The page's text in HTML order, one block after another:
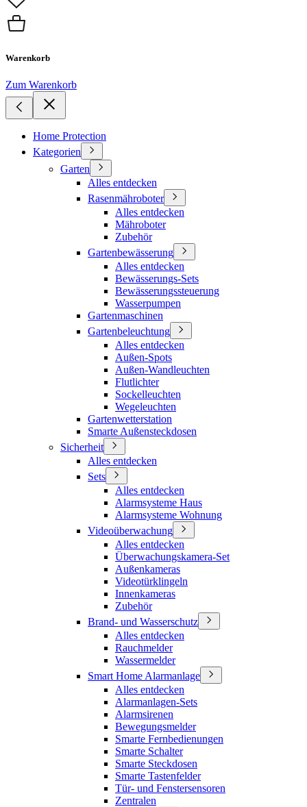
Warenkorb
Zum Warenkorb
Home Protection
Kategorien
Garten
Alles entdecken
Rasenmähroboter
Alles entdecken
Mähroboter
Zubehör
Gartenbewässerung
Alles entdecken
Bewässerungs-Sets
Bewässerungssteuerung
Wasserpumpen
Gartenmaschinen
Gartenbeleuchtung
Alles entdecken
Außen-Spots
Außen-Wandleuchten
Flutlichter
Sockelleuchten
Wegeleuchten
Gartenwetterstation
Smarte Außensteckdosen
Sicherheit
Alles entdecken
Sets
Alles entdecken
Alarmsysteme Haus
Alarmsysteme Wohnung
Videoüberwachung
Alles entdecken
Überwachungskamera-Set
Außenkameras
Videotürklingeln
Innenkameras
Zubehör
Brand- und Wasserschutz
Alles entdecken
Rauchmelder
Wassermelder
Smart Home Alarmanlage
Alles entdecken
Alarmanlagen-Sets
Alarmsirenen
Bewegungsmelder
Smarte Fernbedienungen
Smarte Schalter
Smarte Steckdosen
Smarte Tastenfelder
Tür- und Fenstersensoren
Zentralen